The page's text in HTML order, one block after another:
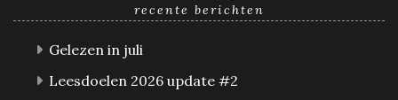
recente berichten
Gelezen in juli
Leesdoelen 2026 update #2